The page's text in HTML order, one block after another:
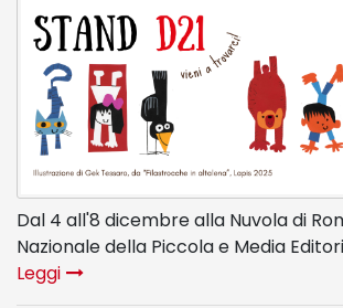
Dal 4 all'8 dicembre alla Nuvola di
Nazionale della Piccola e Media
Leggi